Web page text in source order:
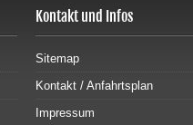
Kontakt und Infos
Sitemap
Kontakt / Anfahrtsplan
Impressum